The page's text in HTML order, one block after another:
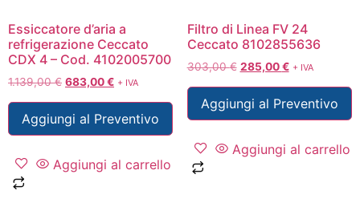
Essiccatore d’aria a
refrigerazione Ceccato
CDX 4 – Cod. 4102005700
1.139,00€ 683,00€ + IVA
Aggiungi al Preventivo
Aggiungi al carrello
Filtro di Linea FV 24
Ceccato 8102855636
303,00€ 285,00€ + IVA
Aggiungi al Preventivo
Aggiungi al carrello